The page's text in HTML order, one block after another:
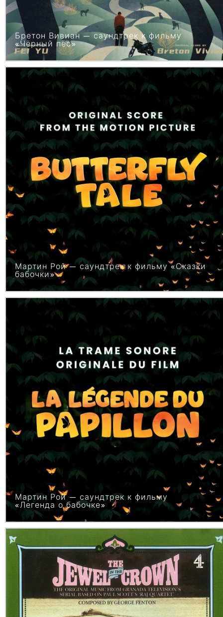
Бретон Вивиан — саундтрек к фильму
«Чёрный пёс»
Мартин Рой — саундтрек к фильму «Сказки
бабочки»
Мартин Рой — саундтрек к фильму
«Легенда о бабочке»